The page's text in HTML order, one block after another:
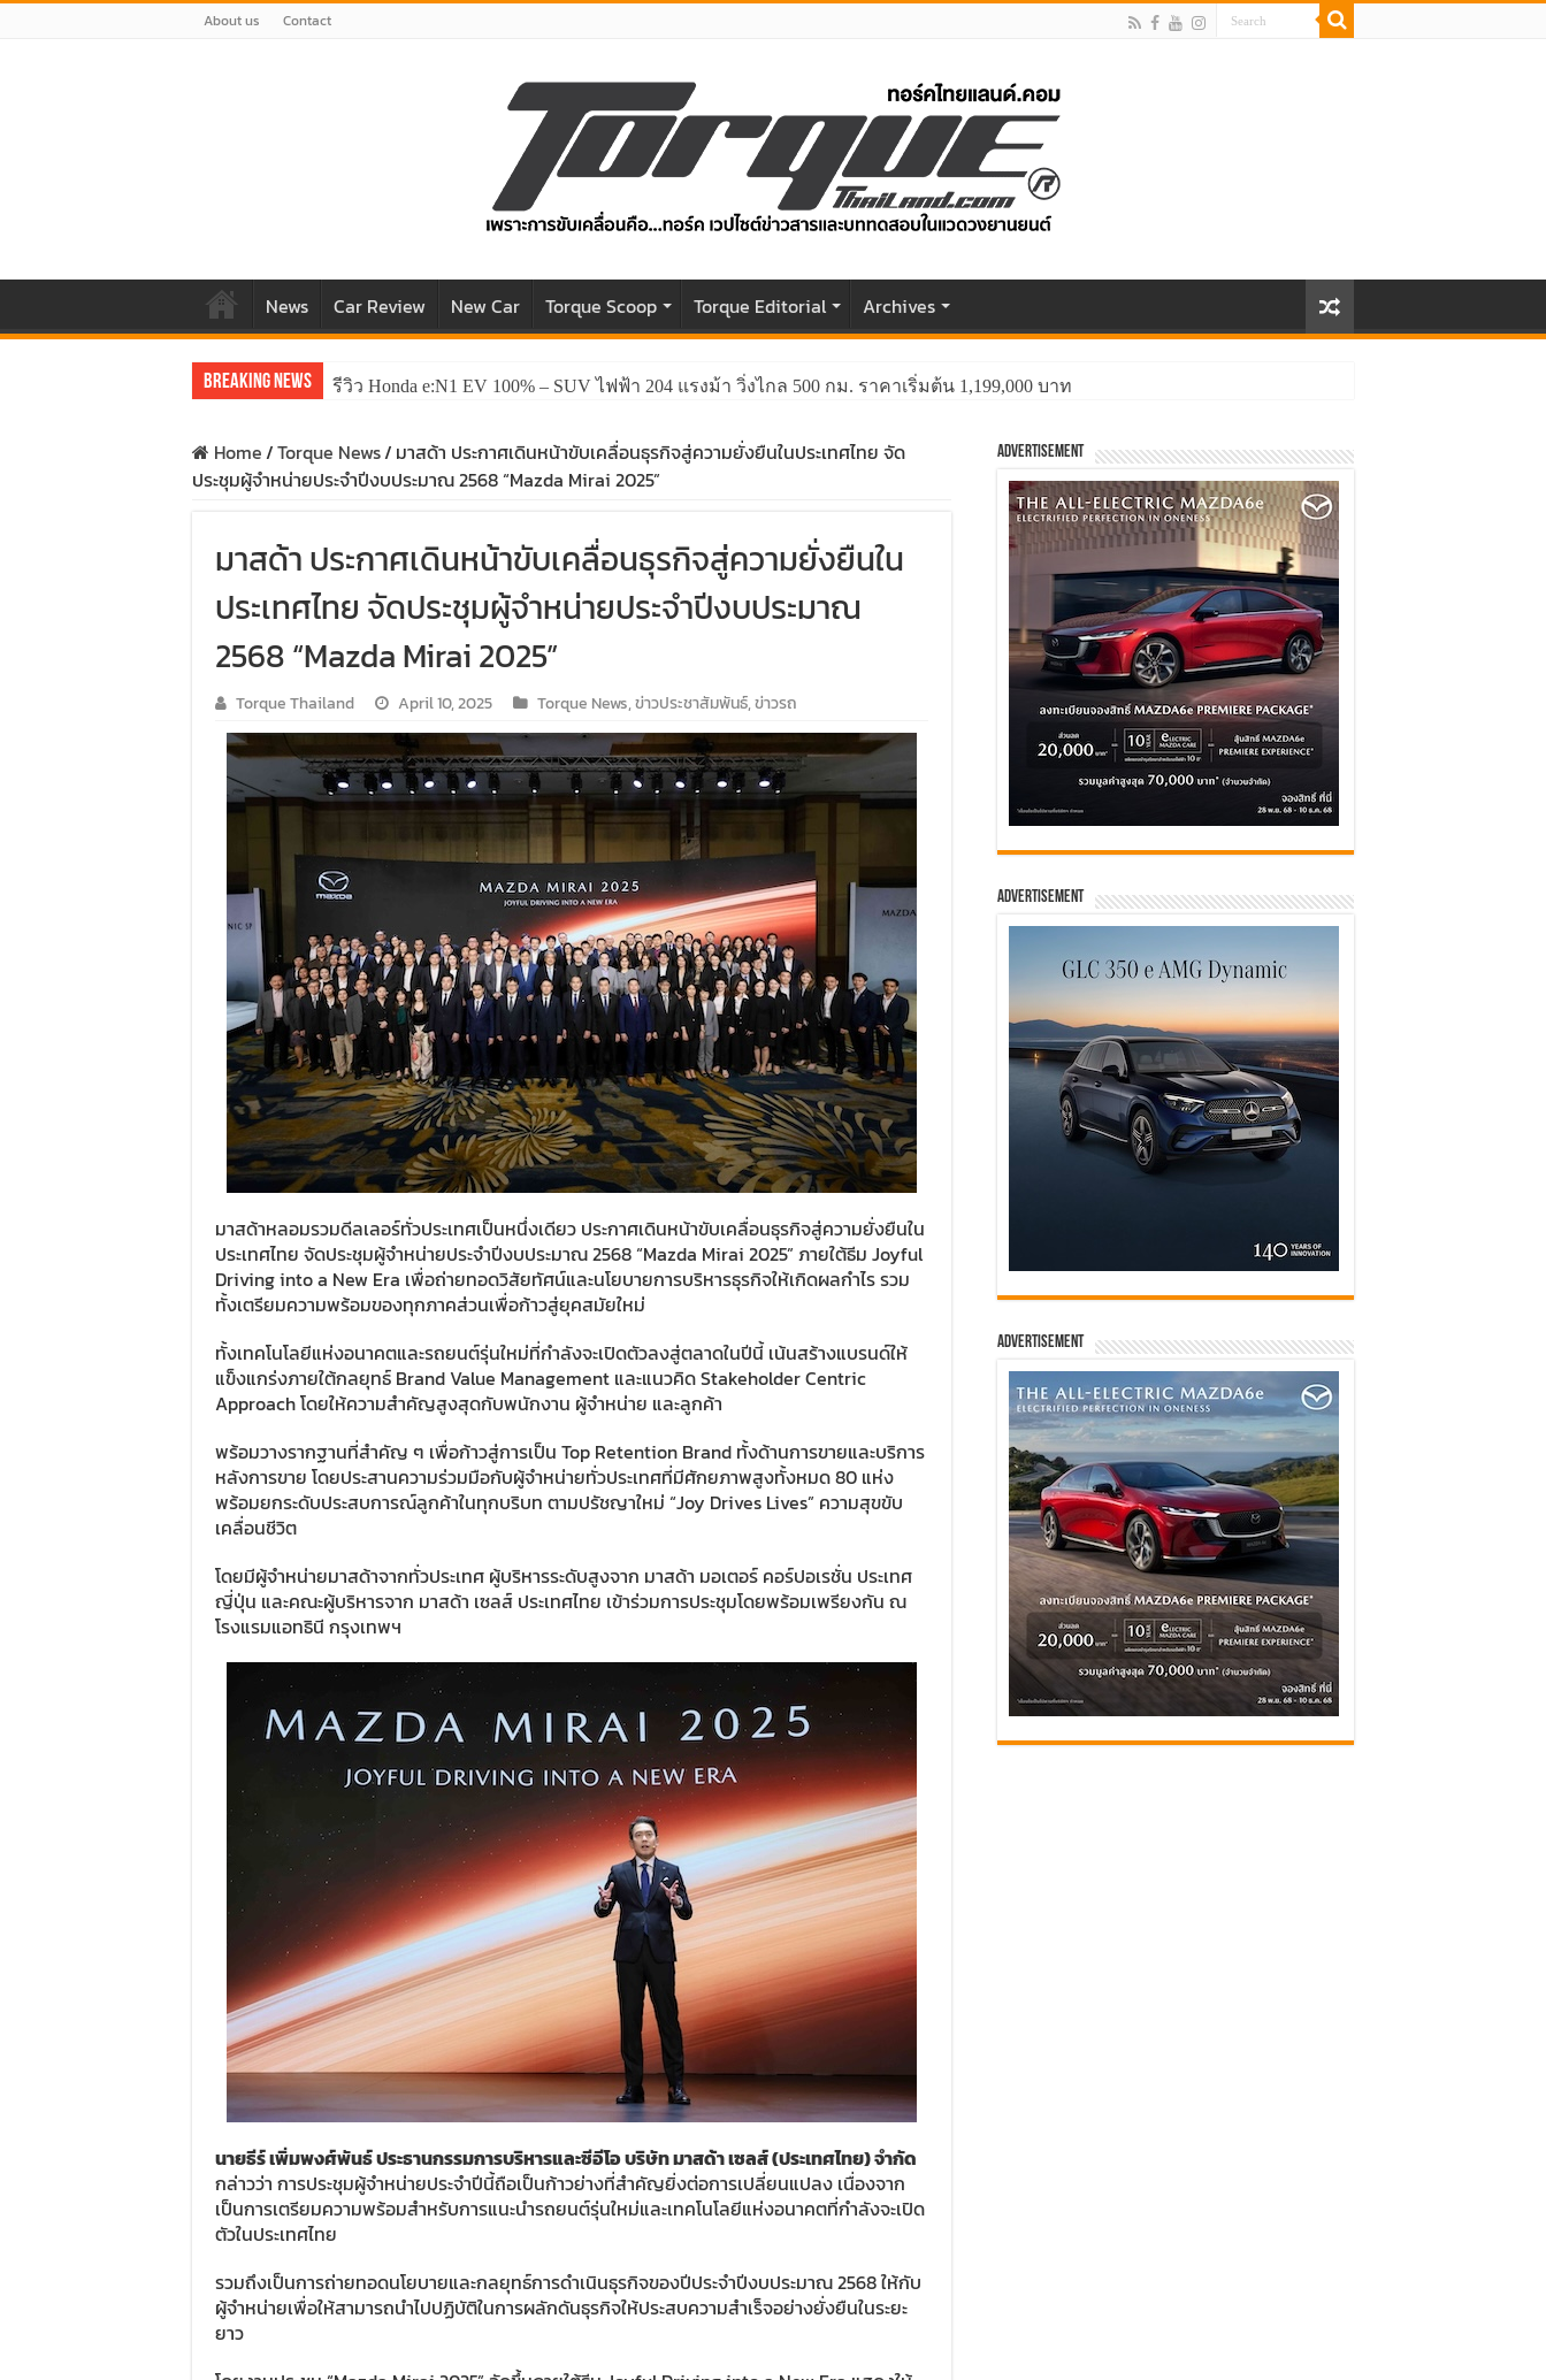
About us Contact
News Car Review New Car Torque Scoop Torque Editorial Archives
Breaking News รีวิว Honda e:N1 EV 100% – SUV ไฟฟ้า 204 แรงม้า วิ่งไกล 500 กม. ราคาเริ่มต้น 1,199,000 บาท
Home/Torque News/ มาสด้า ประกาศเดินหน้าขับเคลื่อนธุรกิจสู่ความยั่งยืนในประเทศไทย จัด
ประชุมผู้จำหน่ายประจำปีงบประมาณ 2568 “Mazda Mirai 2025”
มาสด้า ประกาศเดินหน้าขับเคลื่อนธุรกิจสู่ความยั่งยืนใน
ประเทศไทย จัดประชุมผู้จำหน่ายประจำปีงบประมาณ
2568 “Mazda Mirai 2025”
Torque Thailand April 10, 2025 Torque News,ข่าวประชาสัมพันธ์,ข่าวรถ
มาสด้าหลอมรวมดีลเลอร์ทั่วประเทศเป็นหนึ่งเดียว ประกาศเดินหน้าขับเคลื่อนธุรกิจสู่ความยั่งยืนใน
ประเทศไทย จัดประชุมผู้จำหน่ายประจำปีงบประมาณ 2568 “Mazda Mirai 2025” ภายใต้ธีม Joyful
Driving into a New Era เพื่อถ่ายทอดวิสัยทัศน์และนโยบายการบริหารธุรกิจให้เกิดผลกำไร รวม
ทั้งเตรียมความพร้อมของทุกภาคส่วนเพื่อก้าวสู่ยุคสมัยใหม่
ทั้งเทคโนโลยีแห่งอนาคตและรถยนต์รุ่นใหม่ที่กำลังจะเปิดตัวลงสู่ตลาดในปีนี้ เน้นสร้างแบรนด์ให้
แข็งแกร่งภายใต้กลยุทธ์ Brand Value Management และแนวคิด Stakeholder Centric
Approach โดยให้ความสำคัญสูงสุดกับพนักงาน ผู้จำหน่าย และลูกค้า
พร้อมวางรากฐานที่สำคัญ ๆ เพื่อก้าวสู่การเป็น Top Retention Brand ทั้งด้านการขายและบริการ
หลังการขาย โดยประสานความร่วมมือกับผู้จำหน่ายทั่วประเทศที่มีศักยภาพสูงทั้งหมด 80 แห่ง
พร้อมยกระดับประสบการณ์ลูกค้าในทุกบริบท ตามปรัชญาใหม่ “Joy Drives Lives” ความสุขขับ
เคลื่อนชีวิต
โดยมีผู้จำหน่ายมาสด้าจากทั่วประเทศ ผู้บริหารระดับสูงจาก มาสด้า มอเตอร์ คอร์ปอเรชั่น ประเทศ
ญี่ปุ่น และคณะผู้บริหารจาก มาสด้า เซลส์ ประเทศไทย เข้าร่วมการประชุมโดยพร้อมเพรียงกัน ณ
โรงแรมแอทธินี กรุงเทพฯ
นายธีร์ เพิ่มพงศ์พันธ์ ประธานกรรมการบริหารและซีอีโอ บริษัท มาสด้า เซลส์ (ประเทศไทย) จำกัด
กล่าวว่า การประชุมผู้จำหน่ายประจำปีนี้ถือเป็นก้าวย่างที่สำคัญยิ่งต่อการเปลี่ยนแปลง เนื่องจาก
เป็นการเตรียมความพร้อมสำหรับการแนะนำรถยนต์รุ่นใหม่และเทคโนโลยีแห่งอนาคตที่กำลังจะเปิด
ตัวในประเทศไทย
รวมถึงเป็นการถ่ายทอดนโยบายและกลยุทธ์การดำเนินธุรกิจของปีประจำปีงบประมาณ 2568 ให้กับ
ผู้จำหน่ายเพื่อให้สามารถนำไปปฏิบัติในการผลักดันธุรกิจให้ประสบความสำเร็จอย่างยั่งยืนในระยะ
ยาว
Advertisement
Advertisement
Advertisement